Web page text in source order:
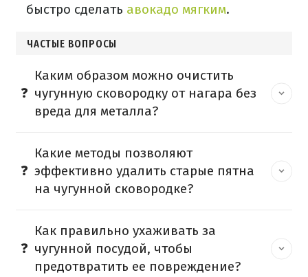
быстро сделать авокадо мягким.
ЧАСТЫЕ ВОПРОСЫ
Каким образом можно очистить
чугунную сковородку от нагара без
вреда для металла?
Какие методы позволяют
эффективно удалить старые пятна
на чугунной сковородке?
Как правильно ухаживать за
чугунной посудой, чтобы
предотвратить ее повреждение?